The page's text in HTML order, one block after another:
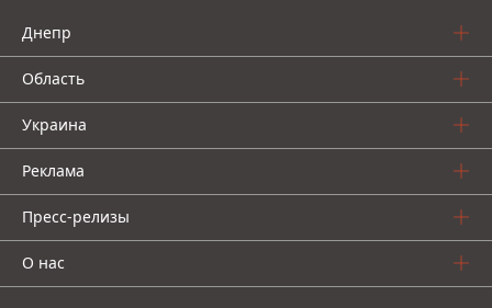
Днепр
Область
Украина
Реклама
Пресс-релизы
О нас